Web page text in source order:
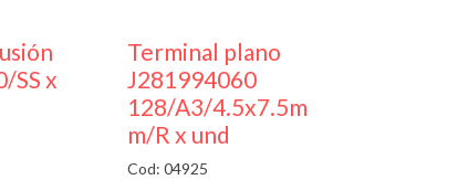
SS x
Terminal plano
J281994060
128/A3/4.5x7.5m
m/R x und
Cod: 04925